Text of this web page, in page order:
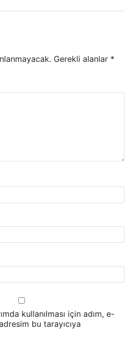
Gerekli alanlar *
kullanılması için adım, e-
bu tarayıcıya